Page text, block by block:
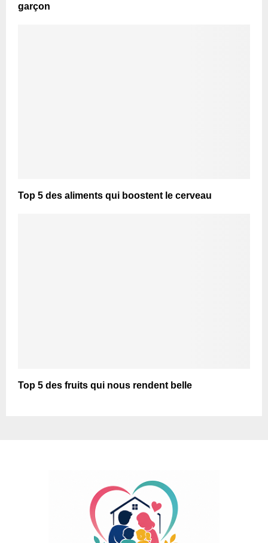
garçon
Top 5 des aliments qui boostent le cerveau
Top 5 des fruits qui nous rendent belle